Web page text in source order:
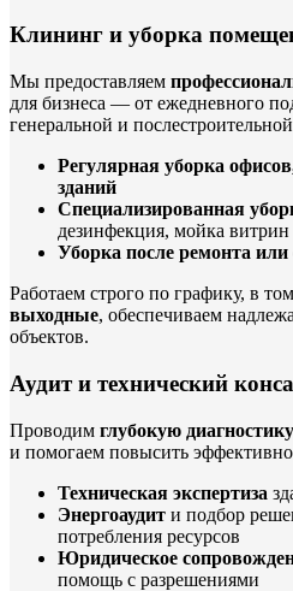
Клининг и уборка
Мы предоставляем
для бизнеса — от ежедневного
генеральной и
Регулярная уборка
зданий
Специализированная
дезинфекция, мойка витрин
Уборка после ремонта или
Работаем строго по графику, в
выходные, обеспечиваем
объектов.
Аудит и технический
Проводим глубокую
и помогаем повысить
Техническая экспертиза
Энергоаудит и подбор
потребления ресурсов
Юридическое
помощь с разрешениями